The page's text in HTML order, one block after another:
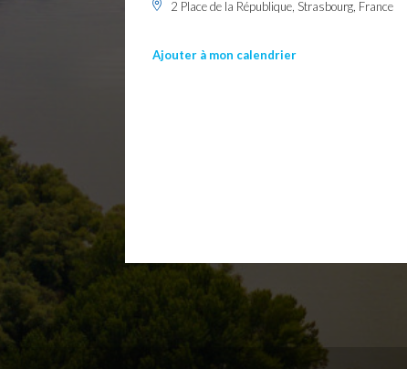
2 Place de la République, Strasbourg, France
Ajouter à mon calendrier